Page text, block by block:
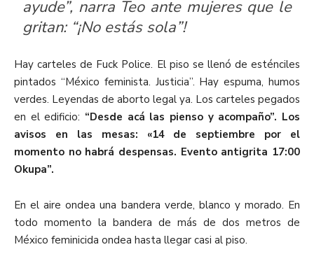
ayude”, narra Teo ante mujeres que le
gritan: “¡No estás sola”!
Hay carteles de Fuck Police. El piso se llenó de esténciles
pintados “México feminista. Justicia”. Hay espuma, humos
verdes. Leyendas de aborto legal ya. Los carteles pegados
en el edificio: “Desde acá las pienso y acompaño”. Los
avisos en las mesas: «14 de septiembre por el
momento no habrá despensas. Evento antigrita 17:00
Okupa”.
En el aire ondea una bandera verde, blanco y morado. En
todo momento la bandera de más de dos metros de
México feminicida ondea hasta llegar casi al piso.